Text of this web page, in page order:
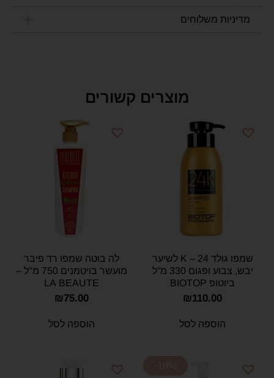
מדיניות משלוחים
מוצרים קשורים
שמפו גולד 24 – K לשיער
יבש, צבוע ופגום 330 מ”ל
ביוטופ BIOTOP
₪110.00
הוספה לסל
לה בוטה שמפו רד פיבר
מועשר בויטמנים 750 מ"ל –
LA BEAUTE
₪75.00
הוספה לסל